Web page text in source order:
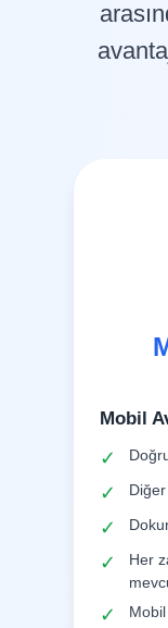
Mobil
✓
✓
✓
✓
Her
✓